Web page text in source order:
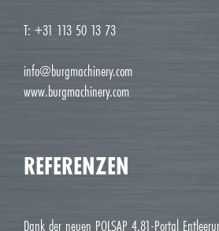
T: +31 113 50 13 73
info@burgmachinery.com
www.burgmachinery.com
REFERENZEN
Dank der neuen POLSAP 4.81-Portal